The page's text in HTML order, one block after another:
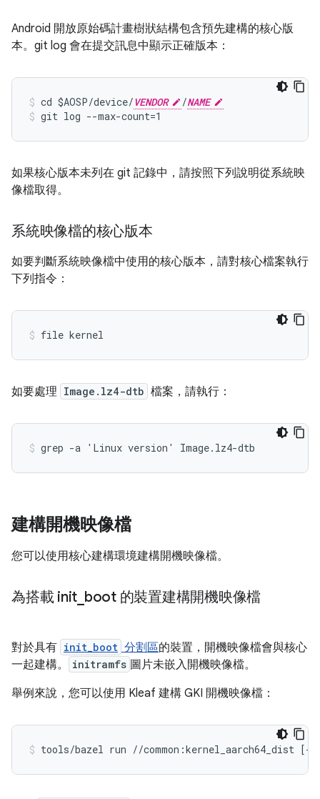
Android 開放原始碼計畫樹狀結構包含預先建構的核心版
本。git log 會在提交訊息中顯示正確版本：
cd $AOSP/device/VENDOR /NAME
git log --max-count=1
如果核心版本未列在 git 記錄中，請按照下列說明從系統映
像檔取得。
系統映像檔的核心版本
如要判斷系統映像檔中使用的核心版本，請對核心檔案執行
下列指令：
如要處理 Image.lz4-dtb 檔案，請執行：
建構開機映像檔
您可以使用核心建構環境建構開機映像檔。
為搭載 init boot 的裝置建構開機映像檔
對於具有 init_boot 分割區的裝置，開機映像檔會與核心
一起建構。
initramfs 圖片未嵌入開機映像檔。
舉例來說，您可以使用 Kleaf 建構 GKI 開機映像檔：
tools/bazel run //common:kernel_aarch64_dist